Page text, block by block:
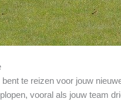
te reizen voor jouw
vooral als jouw team